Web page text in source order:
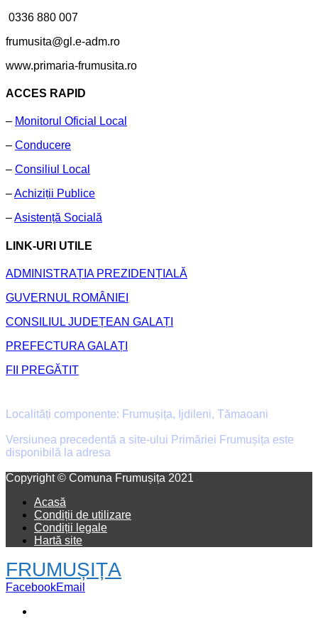
0336 880 007
frumusita@gl.e-adm.ro
www.primaria-frumusita.ro
ACCES RAPID
– Monitorul Oficial Local
– Conducere
– Consiliul Local
–Achiziții Publice
–Asistență Socială
LINK-URI UTILE
ADMINISTRAȚIA PREZIDENȚIALĂ
GUVERNUL ROMÂNIEI
CONSILIUL JUDEȚEAN GALAȚI
PREFECTURA GALAȚI
FII PREGĂTIT
Localități componente: Frumușița, Ijdileni, Tămaoani
Versiunea precedentă a site-ului Primăriei Frumușița este
disponibilă la adresa
Copyright © Comuna Frumușița 2021
Acasă
Condiții de utilizare
Condiții legale
Hartă site
FRUMUȘIȚA
FacebookEmail